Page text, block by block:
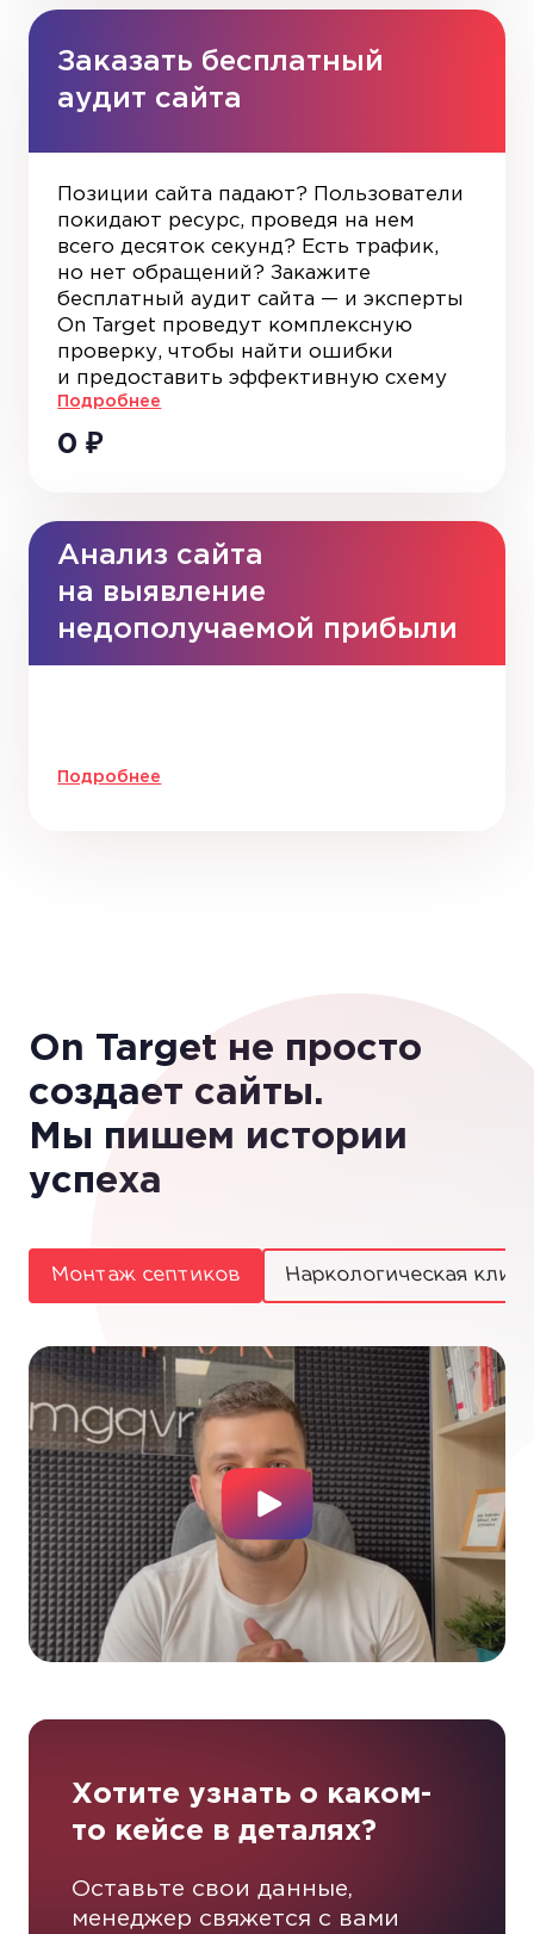
решать бизнес-задачи.
Заказать бесплатный
аудит сайта
Позиции сайта падают? Пользователи
покидают ресурс, проведя на нем
всего десяток секунд? Есть трафик,
но нет обращений? Закажите
бесплатный аудит сайта — и эксперты
On Target проведут комплексную
проверку, чтобы найти ошибки
и предоставить эффективную схему
развития ресурса.
Подробнее
0 ₽
Анализ сайта
на выявление
недополучаемой прибыли
Подробнее
On Target не просто
создает сайты.
Мы пишем истории
успеха
Монтаж септиков Наркологическая
Хотите узнать о каком-
то кейсе в деталях?
Оставьте свои данные,
менеджер свяжется с вами